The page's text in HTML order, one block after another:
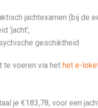
jachtexamen (bij de
‘jacht’,
geschiktheid
te voeren via het het e-
je €183,78, voor een